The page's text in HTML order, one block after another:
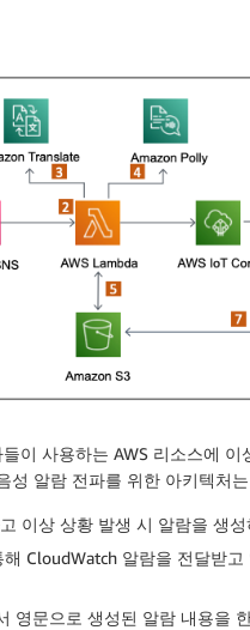
이 사용하는 AWS 리소스에 이
성 알람 전파를 위한 아키텍처
이상 상황 발생 시 알람을 생
CloudWatch 알람을 전달받
영문으로 생성된 알람 내용을